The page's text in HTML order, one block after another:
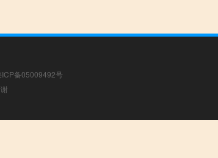
ICP备05009492号